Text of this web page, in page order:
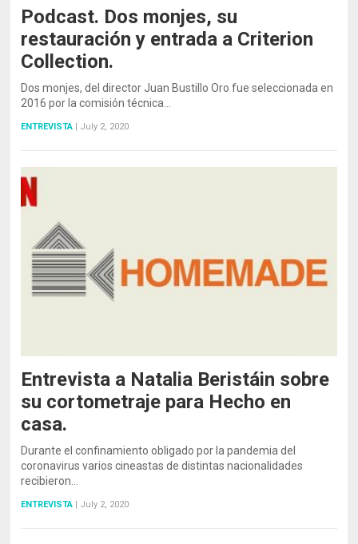
Podcast. Dos monjes, su
restauración y entrada a Criterion
Collection.
Dos monjes, del director Juan Bustillo Oro fue seleccionada en
2016 por la comisión técnica…
ENTREVISTA | July 2, 2020
Entrevista a Natalia Beristáin sobre
su cortometraje para Hecho en
casa.
Durante el confinamiento obligado por la pandemia del
coronavirus varios cineastas de distintas nacionalidades
recibieron…
ENTREVISTA July 2, 2020